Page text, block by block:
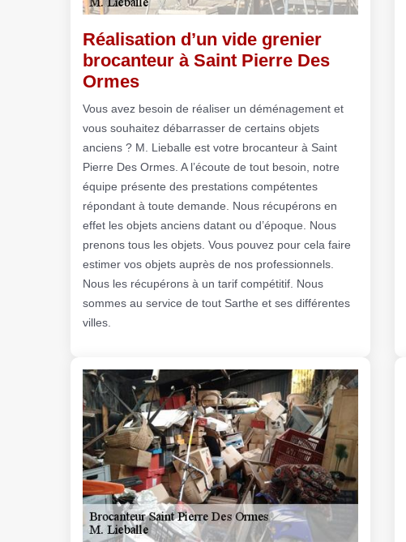
Réalisation d’un vide grenier
brocanteur à Saint Pierre Des
Ormes
Vous avez besoin de réaliser un déménagement et
vous souhaitez débarrasser de certains objets
anciens ? M. Lieballe est votre brocanteur à Saint
Pierre Des Ormes. A l’écoute de tout besoin, notre
équipe présente des prestations compétentes
répondant à toute demande. Nous récupérons en
effet les objets anciens datant ou d’époque. Nous
prenons tous les objets. Vous pouvez pour cela faire
estimer vos objets auprès de nos professionnels.
Nous les récupérons à un tarif compétitif. Nous
sommes au service de tout Sarthe et ses différentes
villes.